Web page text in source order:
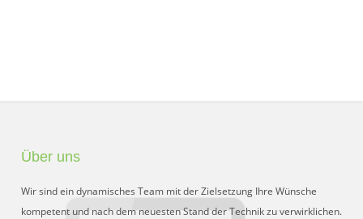
Über uns
Wir sind ein dynamisches Team mit der Zielsetzung Ihre Wünsche
kompetent und nach dem neuesten Stand der Technik zu verwirklichen.